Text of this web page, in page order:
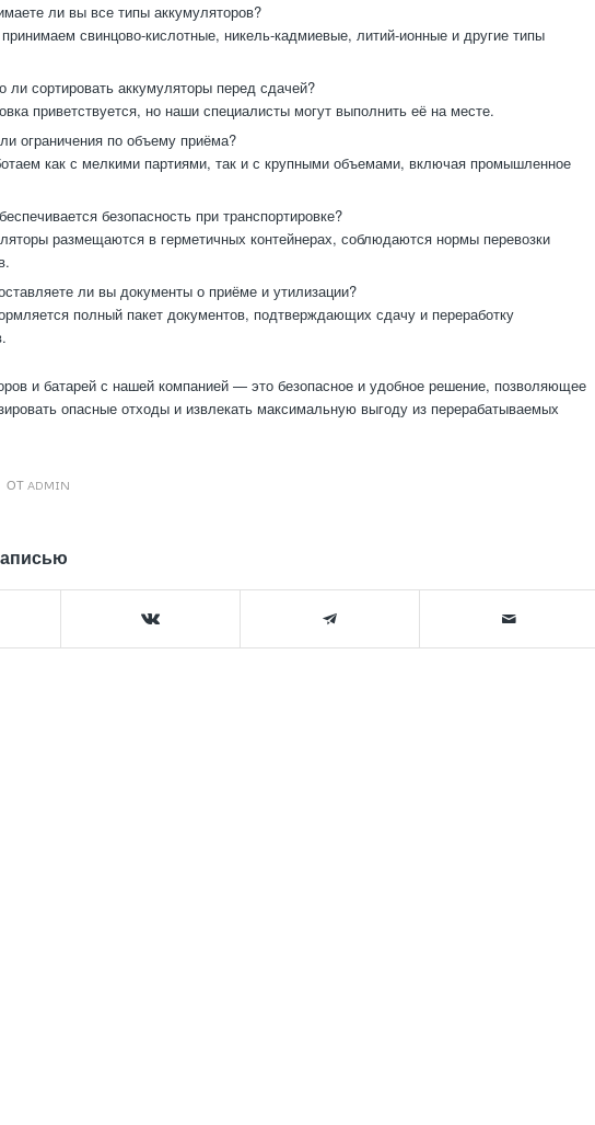
ли вы все типы аккумуляторов?
свинцово-кислотные, никель-кадмиевые, литий-ионные и другие типы
ли сортировать аккумуляторы перед сдачей?
приветствуется, но наши специалисты могут выполнить её на месте.
ограничения по объему приёма?
как с мелкими партиями, так и с крупными объемами, включая промышленное
безопасность при транспортировке?
размещаются в герметичных контейнерах, соблюдаются нормы перевозки
ли вы документы о приёме и утилизации?
полный пакет документов, подтверждающих сдачу и переработку
и батарей с нашей компанией — это безопасное и удобное решение, позволяющее
опасные отходы и извлекать максимальную выгоду из перерабатываемых
ОТ ADMIN